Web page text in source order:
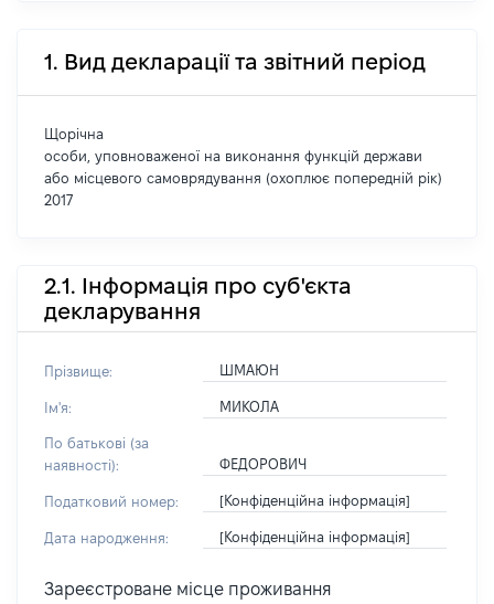
1. Вид декларації та звітний період
Щорічна
особи, уповноваженої на виконання функцій держави
або місцевого самоврядування (охоплює попередній рік)
2017
2.1. Інформація про суб'єкта
декларування
Прізвище: ШМАЮН
Ім'я: МИКОЛА
По батькові (за
наявності):
ФЕДОРОВИЧ
Податковий номер: [Конфіденційна інформація]
Дата народження: [Конфіденційна інформація]
Зареєстроване місце проживання